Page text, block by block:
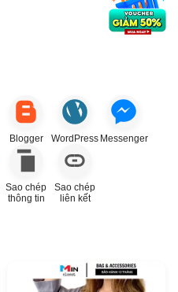
Blogger WordPress Messenger
Sao chép
thông tin
Sao chép
liên kết